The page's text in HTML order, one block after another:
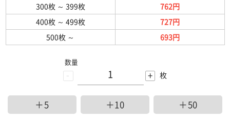
300枚 ～ 399枚
762円
400枚 ～ 499枚
727円
500枚 ～ 693円
-
数量
+ 枚
＋5 ＋10 ＋50